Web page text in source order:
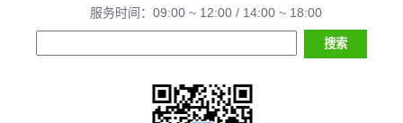
服务时间：09:00 ~ 12:00 / 14:00 ~ 18:00